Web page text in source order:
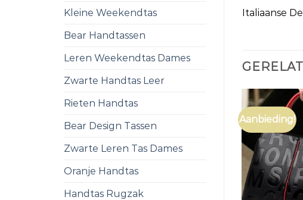
Kleine Weekendtas
Bear Handtassen
Leren Weekendtas Dames
Zwarte Handtas Leer
Rieten Handtas
Bear Design Tassen
Zwarte Leren Tas Dames
Oranje Handtas
Handtas Rugzak
Italiaanse
Aanbieding!